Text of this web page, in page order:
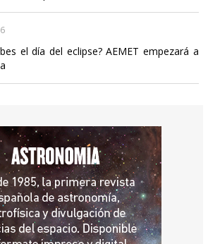
el día del eclipse? AEMET empezará a